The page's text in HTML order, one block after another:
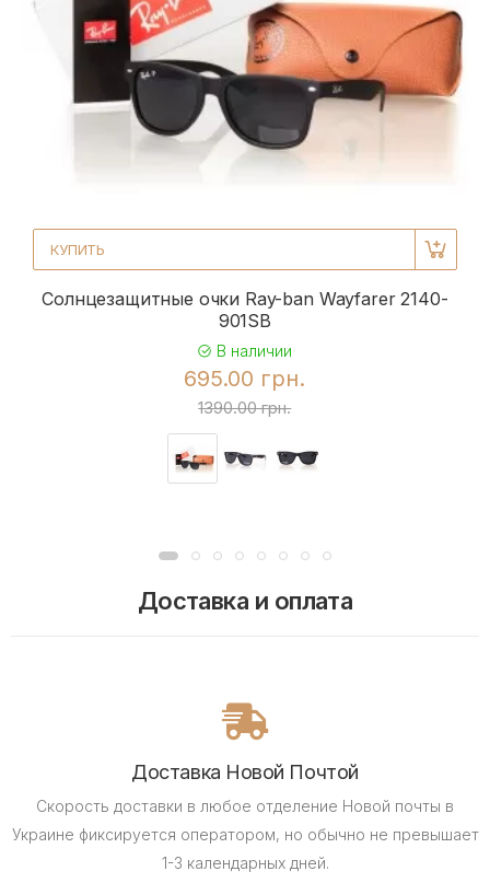
КУПИТЬ
Солнцезащитные очки Ray-ban Wayfarer 2140-
901SB
В наличии
695.00 грн.
1390.00 грн.
Доставка и оплата
Доставка Новой Почтой
Скорость доставки в любое отделение Новой почты в
Украине фиксируется оператором, но обычно не превышает
1-3 календарных дней.